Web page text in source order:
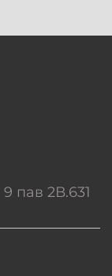
пав 2В.631